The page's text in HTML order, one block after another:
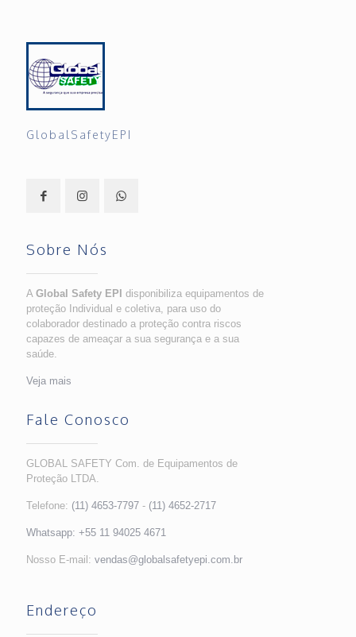
GlobalSafetyEPI
Sobre Nós
A Global Safety EPI disponibiliza equipamentos de
proteção Individual e coletiva, para uso do
colaborador destinado a proteção contra riscos
capazes de ameaçar a sua segurança e a sua
saúde.
Veja mais
Fale Conosco
GLOBAL SAFETY Com. de Equipamentos de
Proteção LTDA.
Telefone: (11) 4653-7797 - (11) 4652-2717
Whatsapp: +55 11 94025 4671
Nosso E-mail: vendas@globalsafetyepi.com.br
Endereço